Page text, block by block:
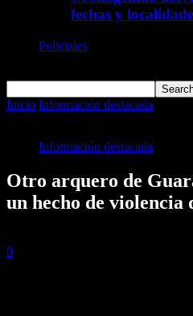
fechas y
Policiales
Inicio Información destacada
Información destacada
Otro arquero de
un hecho de violencia
0